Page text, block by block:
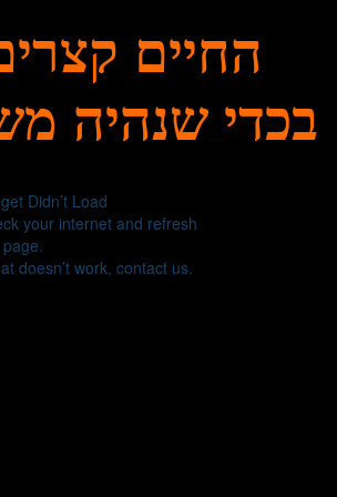
בכדי שנהיה
Didn’t Load
your internet and refresh
doesn’t work, contact us.